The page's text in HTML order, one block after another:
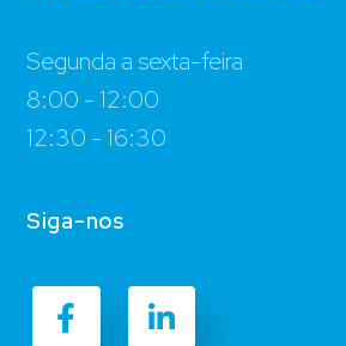
Segunda a sexta-feira
8:00 - 12:00
12:30 - 16:30
Siga-nos